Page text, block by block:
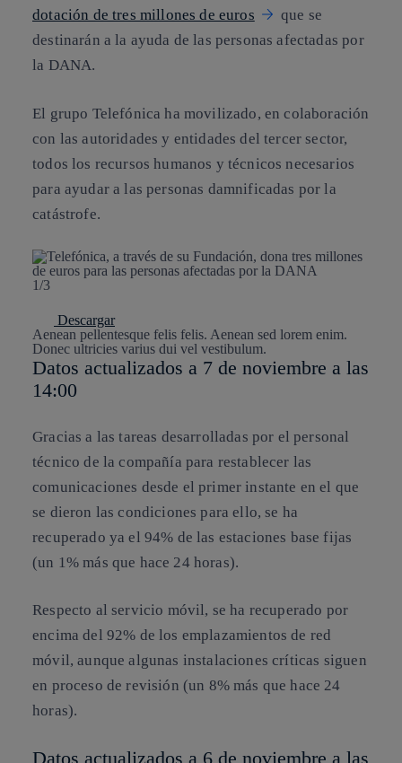
dotación de tres millones de euros
que se
destinarán a la ayuda de las personas afectadas por
la DANA.
El grupo Telefónica ha movilizado, en colaboración
con las autoridades y entidades del tercer sector,
todos los recursos humanos y técnicos necesarios
para ayudar a las personas damnificadas por la
catástrofe.
1/3
Descargar
Aenean pellentesque felis felis. Aenean sed lorem enim.
Donec ultricies varius dui vel vestibulum.
Datos actualizados a 7 de noviembre a las
14:00
Gracias a las tareas desarrolladas por el personal
técnico de la compañía para restablecer las
comunicaciones desde el primer instante en el que
se dieron las condiciones para ello, se ha
recuperado ya el 94% de las estaciones base fijas
(un 1% más que hace 24 horas).
Respecto al servicio móvil, se ha recuperado por
encima del 92% de los emplazamientos de red
móvil, aunque algunas instalaciones críticas siguen
en proceso de revisión (un 8% más que hace 24
horas).
Datos actualizados a 6 de noviembre a las